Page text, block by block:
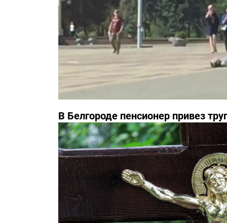
В Белгороде пенсионер привез